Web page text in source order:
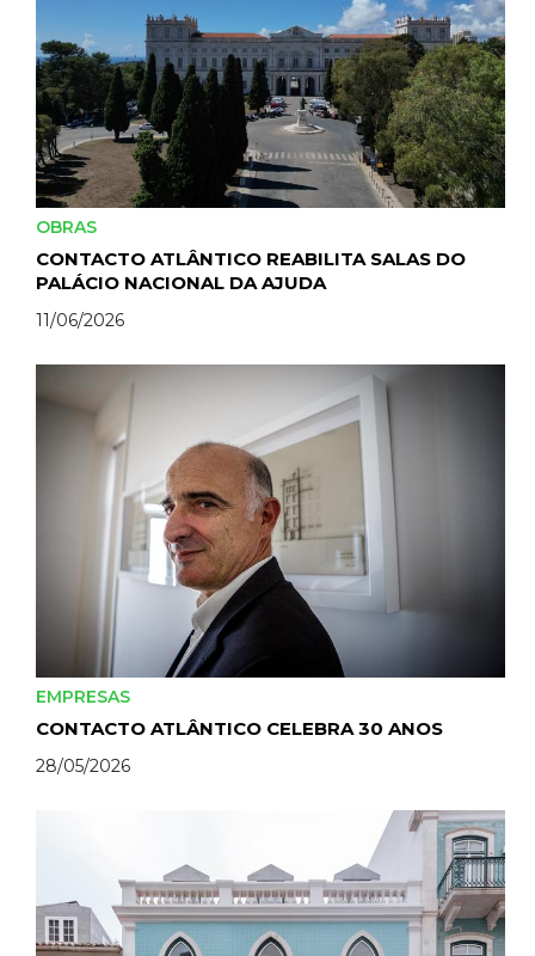
OBRAS
CONTACTO ATLÂNTICO REABILITA SALAS DO
PALÁCIO NACIONAL DA AJUDA
11/06/2026
EMPRESAS
CONTACTO ATLÂNTICO CELEBRA 30 ANOS
28/05/2026